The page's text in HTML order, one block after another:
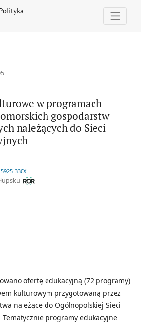
w programach
gospodarstw
należących do Sieci
330X
ofertę edukacyjną (72 programy)
kulturowym przygotowaną przez
należące do Ogólnopolskiej Sieci
Tematycznie programy edukacyjne